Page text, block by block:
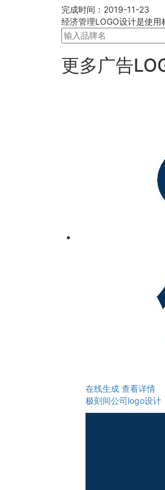
完成时间：2019-11-23
经济管理LOGO设计是使用
更多广告
在线生成 查看详情
极刻间公司logo设计